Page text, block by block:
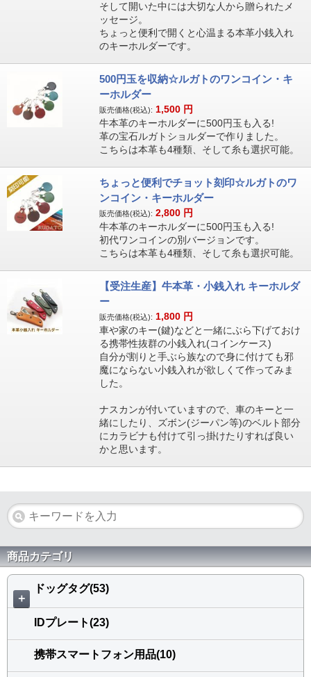
そして開いた中には大切な人から贈られたメ
ッセージ。
ちょっと便利で開くと心温まる本革小銭入れ
のキーホルダーです。
500円玉を収納☆ルガトのワンコイン・キ
ーホルダー
販売価格(税込): 1,500 円
牛本革のキーホルダーに500円玉も入る!
革の宝石ルガトショルダーで作りました。
こちらは本革も4種類、そして糸も選択可能。
ちょっと便利でチョット刻印☆ルガトのワ
ンコイン・キーホルダー
販売価格(税込): 2,800 円
牛本革のキーホルダーに500円玉も入る!
初代ワンコインの別バージョンです。
こちらは本革も4種類、そして糸も選択可能。
【受注生産】牛本革・小銭入れ キーホルダ
ー
販売価格(税込): 1,800 円
車や家のキー(鍵)などと一緒にぶら下げておけ
る携帯性抜群の小銭入れ(コインケース)
自分が割りと手ぶら族なので身に付けても邪
魔にならない小銭入れが欲しくて作ってみま
した。
ナスカンが付いていますので、車のキーと一
緒にしたり、ズボン(ジーパン等)のベルト部分
にカラビナも付けて引っ掛けたりすれば良い
かと思います。
商品カテゴリ
＋
ドッグタグ(53)
IDプレート(23)
携帯スマートフォン用品(10)